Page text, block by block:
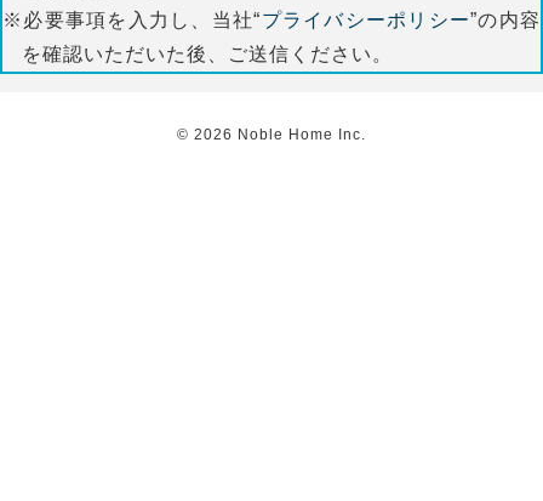
※必要事項を入力し、当社“プライバシーポリシー”の内容
を確認いただいた後、ご送信ください。
© 2026 Noble Home Inc.